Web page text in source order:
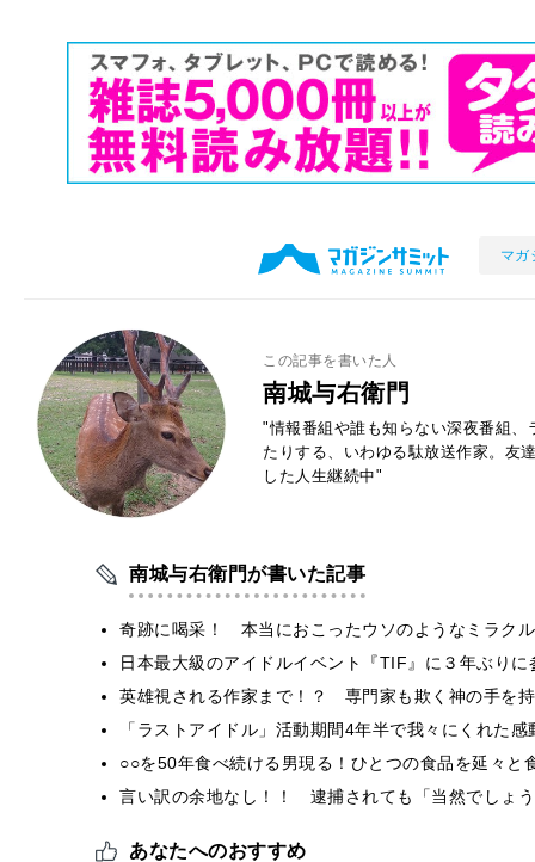
マガ
この記事を書いた人
南城与右衛門
"情報番組や誰も知らない深夜番組
たりする、いわゆる駄放送作家。友
した人生継続中"
南城与右衛門が書いた記事
奇跡に喝采！ 本当におこったウソのようなミラク
日本最大級のアイドルイベント『TIF』に３年ぶりに
英雄視される作家まで！？ 専門家も欺く神の手を
「ラストアイドル」活動期間4年半で我々にくれた
○○を50年食べ続ける男現る！ひとつの食品を延々と
言い訳の余地なし！！ 逮捕されても「当然でしょ
あなたへのおすすめ